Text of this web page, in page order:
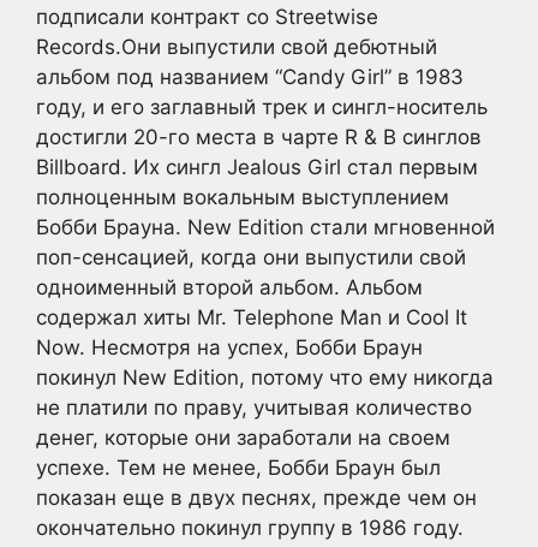
подписали контракт со Streetwise
Records.Они выпустили свой дебютный
альбом под названием “Candy Girl” в 1983
году, и его заглавный трек и сингл-носитель
достигли 20-го места в чарте R & B синглов
Billboard. Их сингл Jealous Girl стал первым
полноценным вокальным выступлением
Бобби Брауна. New Edition стали мгновенной
поп-сенсацией, когда они выпустили свой
одноименный второй альбом. Альбом
содержал хиты Mr. Telephone Man и Cool It
Now. Несмотря на успех, Бобби Браун
покинул New Edition, потому что ему никогда
не платили по праву, учитывая количество
денег, которые они заработали на своем
успехе. Тем не менее, Бобби Браун был
показан еще в двух песнях, прежде чем он
окончательно покинул группу в 1986 году.